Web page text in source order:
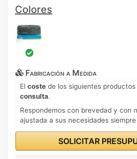
Colores
Fabricación a Medida
El coste de los siguientes productos
consulta.
Respondemos con brevedad y con
ajustada a sus necesidades
SOLICITAR